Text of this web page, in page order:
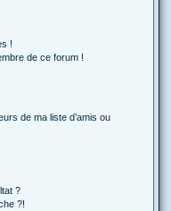
!
de ce forum !
de ma liste d’amis ou
?
?!